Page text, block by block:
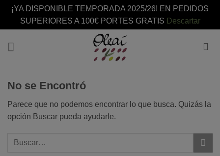
¡YA DISPONIBLE TEMPORADA 2025/26! EN PEDIDOS
SUPERIORES A 100€ PORTES GRATIS Descartar
No se Encontró
Parece que no podemos encontrar lo que busca. Quizás la
opción Buscar pueda ayudarle.